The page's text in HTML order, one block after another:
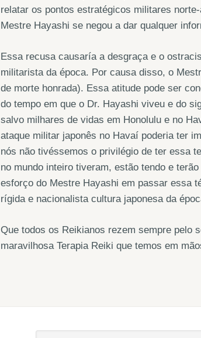
relatar os pontos estratégicos militares
Mestre Hayashi se negou a dar qualquer
Essa recusa causaría a desgraça e o
militarista da época. Por causa disso, o
de morte honrada). Essa atitude pode ser
do tempo em que o Dr. Hayashi viveu e do
salvo milhares de vidas em Honolulu e no
ataque militar japonês no Havaí poderia ter
nós não tivéssemos o privilégio de ter essa
no mundo inteiro tiveram, estão tendo e
esforço do Mestre Hayashi em passar essa
rígida e nacionalista cultura japonesa da
Que todos os Reikianos rezem sempre pelo
maravilhosa Terapia Reiki que temos em